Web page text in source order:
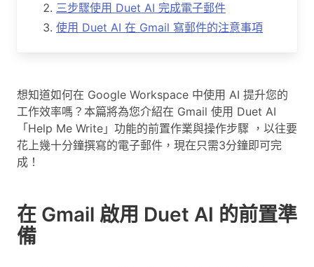
三步驟使用 Duet AI 完成電子郵件
使用 Duet AI 在 Gmail 寫郵件的注意事項
想知道如何在 Google Workspace 中使用 AI 提升您的
工作效率嗎？本篇將為您介紹在 Gmail 使用 Duet AI
「Help Me Write」功能的前置作業與操作步驟 ，以往要
花上幾十分鐘撰寫的電子郵件，現在只需3分鐘即可完
成！
在 Gmail 啟用 Duet AI 的前置準
備